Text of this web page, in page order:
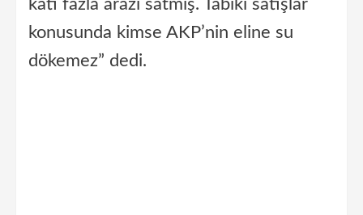
katı fazla arazi satmış. Tabiki satışlar
konusunda kimse AKP’nin eline su
dökemez” dedi.